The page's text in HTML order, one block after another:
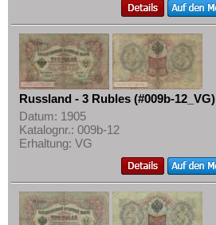
Russland - 3 Rubles (#009b-12_VG)
Datum: 1905
Katalognr.: 009b-12
Erhaltung: VG